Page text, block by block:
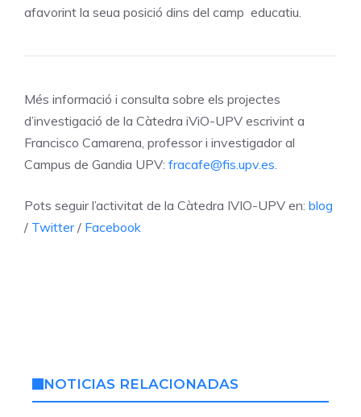
afavorint la seua posició dins del camp educatiu.
Més informació i consulta sobre els projectes
d’investigació de la Càtedra iViO-UPV escrivint a
Francisco Camarena, professor i investigador al
Campus de Gandia UPV: fracafe@fis.upv.es
Pots seguir l’activitat de la Càtedra IVIO-UPV en: blog
/ Twitter/ Facebook
NOTICIAS RELACIONADAS